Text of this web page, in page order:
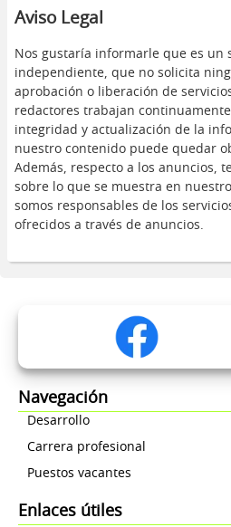
Aviso Legal
Nos gustaría informarle que es un
independiente, que no solicita
aprobación o liberación de
redactores trabajan
integridad y actualización de la
nuestro contenido puede quedar
Además, respecto a los anuncios,
sobre lo que se muestra en
somos responsables de los
ofrecidos a través de anuncios.
Navegación
Desarrollo
Carrera profesional
Puestos vacantes
Enlaces útiles